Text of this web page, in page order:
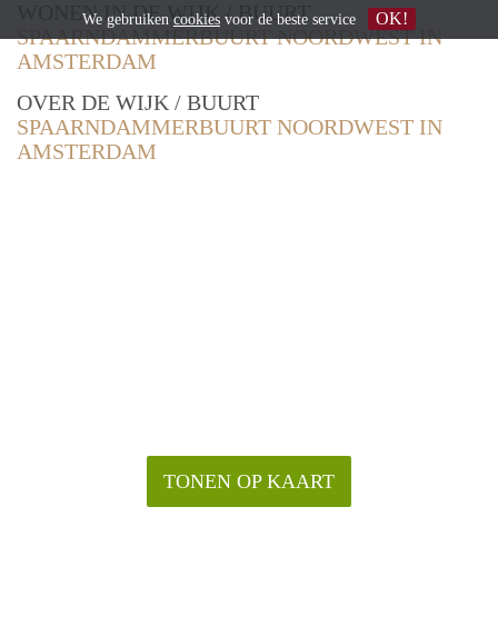
WONEN IN DE WIJK / BUURT
SPAARNDAMMERBUURT NOORDWEST IN
AMSTERDAM
OVER DE WIJK / BUURT
SPAARNDAMMERBUURT NOORDWEST IN
AMSTERDAM
TONEN OP KAART
We gebruiken cookies voor de beste service OK!